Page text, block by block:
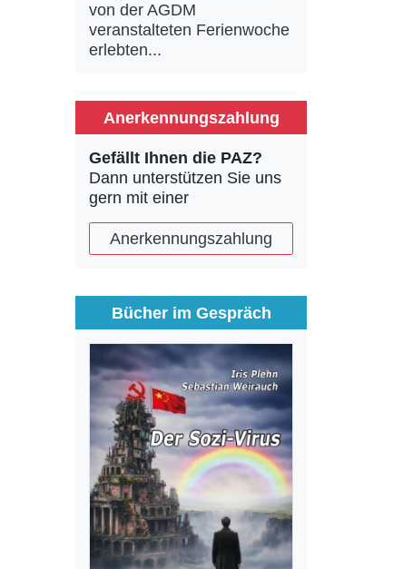
von der AGDM
veranstalteten Ferienwoche
erlebten...
Anerkennungszahlung
Gefällt Ihnen die PAZ?
Dann unterstützen Sie uns
gern mit einer
Anerkennungszahlung
Bücher im Gespräch